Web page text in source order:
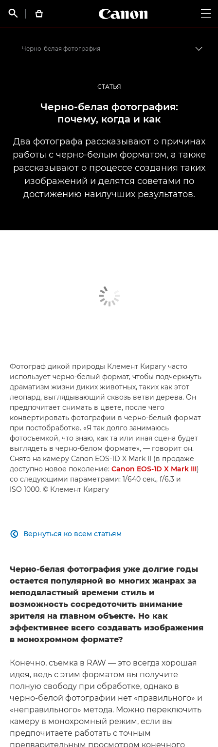
 
Canon Logo, back
Профессиональная фото- и видеосъемка
Истории от профессионалов: вдохновляющие идеи для печати, а также фото- и видеосъемки
Черно-белая фотография
СТАТЬЯ
Черно-белая фотография:
почему, когда и как
Два фотографа рассказывают о причинах
работы с черно-белым форматом, а также
рассказывают о процессе создания таких
изображений и делятся советами по
достижению наилучших результатов.
Фотограф дикой природы Клемент Кирагу часто
использует черно-белый формат, чтобы подчеркнуть
драматизм жизни диких животных, таких как этот
леопард, выглядывающий сквозь ветви дерева. Он
предпочитает снимать в цвете, после чего
конвертировать фотографии в черно-белый формат
при постобработке. «Я так долго занимаюсь
фотосъемкой, что знаю, как та или иная сцена будет
выглядеть в черно-белом формате», — говорит он.
Снято на камеру Canon EOS-1D X Mark II (в продаже
доступно новое поколение: Canon EOS-1D X Mark III)
со следующими параметрами: 1/640 сек., f/6.3 и
ISO 1000. © Клемент Кирагу
Вернуться ко всем статьям

Черно-белая фотография уже долгие годы
остается популярной во многих жанрах за
неподвластный времени стиль и
возможность сосредоточить внимание
зрителя на главном объекте. Но как
эффективнее всего создавать изображения
в монохромном формате?
Конечно, съемка в RAW — это всегда хорошая
идея, ведь с этим форматом вы получите
полную свободу при обработке, однако в
черно-белой фотографии нет «правильного» и
«неправильного» метода. Можно переключить
камеру в монохромный режим, если вы
предпочитаете работать с точным
предварительным просмотром конечного